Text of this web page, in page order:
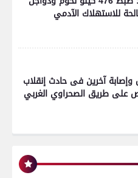
للاستهلاك الآدمي
وإصابة آخرين فى حادث إنقلاب
على طريق الصحراوي الغربي